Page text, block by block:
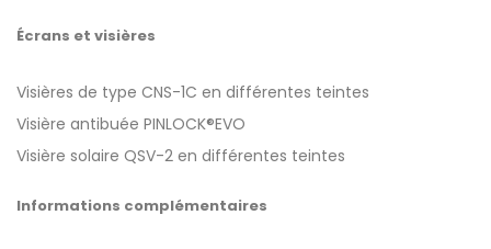
Écrans et visières
Visières de type CNS-1C en différentes teintes
Visière antibuée PINLOCK®EVO
Visière solaire QSV-2 en différentes teintes
Informations complémentaires